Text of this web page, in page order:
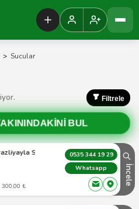
> Sucular
Filtrele
BUL
Su
300,00 ₺
0535 344 19 29
Whatsapp
İncele